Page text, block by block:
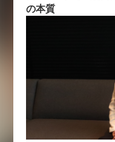
の本質